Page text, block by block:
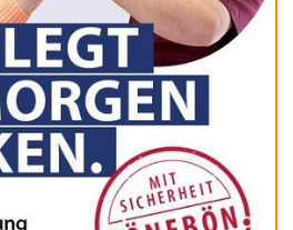
Nachbarschaft
am Klüt – Wohnen in guter
individuelles Wohnen zur Miete.
Häuser liegen inmitten von
Klütwald. Der Wohnpark